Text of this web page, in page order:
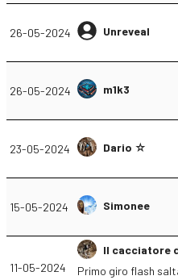
26-05-2024 Unreveal
26-05-2024 m1k3
23-05-2024 Dario ☆
15-05-2024 Simonee
11-05-2024
Il cacciatore
Primo giro flash